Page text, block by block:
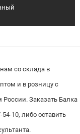
со склада в
и в розницу с
России. Заказать Балка
10, либо оставить